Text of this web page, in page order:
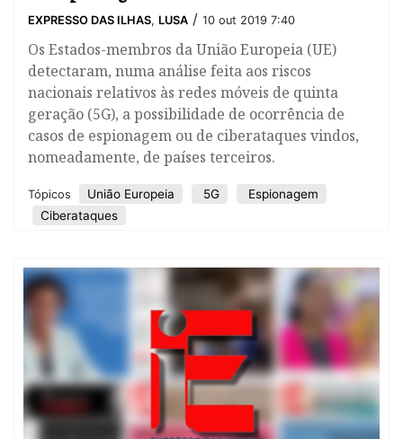
EXPRESSO DAS ILHAS, LUSA / 10 out 2019 7:40
Os Estados-membros da União Europeia (UE)
detectaram, numa análise feita aos riscos
nacionais relativos às redes móveis de quinta
geração (5G), a possibilidade de ocorrência de
casos de espionagem ou de ciberataques vindos,
nomeadamente, de países terceiros.
Tópicos União Europeia 5G
Espionagem
Ciberataques